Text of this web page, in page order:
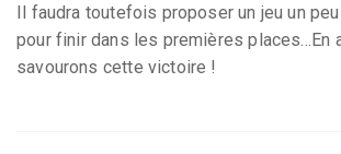
Il faudra toutefois proposer un jeu un
pour finir dans les premières places...En
savourons cette victoire !